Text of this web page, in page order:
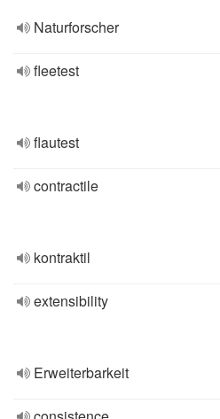
Naturforscher
fleetest
flautest
contractile
kontraktil
extensibility
Erweiterbarkeit